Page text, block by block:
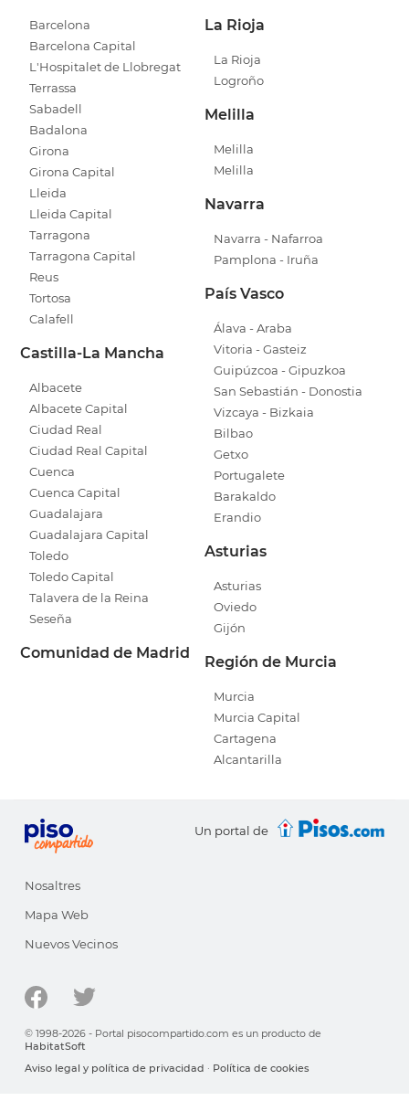
Barcelona
Barcelona Capital
L'Hospitalet de Llobregat
Terrassa
Sabadell
Badalona
Girona
Girona Capital
Lleida
Lleida Capital
Tarragona
Tarragona Capital
Reus
Tortosa
Calafell
Castilla-La Mancha
Albacete
Albacete Capital
Ciudad Real
Ciudad Real Capital
Cuenca
Cuenca Capital
Guadalajara
Guadalajara Capital
Toledo
Toledo Capital
Talavera de la Reina
Seseña
Comunidad de Madrid
La Rioja
La Rioja
Logroño
Melilla
Melilla
Melilla
Navarra
Navarra - Nafarroa
Pamplona - Iruña
País Vasco
Álava - Araba
Vitoria - Gasteiz
Guipúzcoa - Gipuzkoa
San Sebastián - Donostia
Vizcaya - Bizkaia
Bilbao
Getxo
Portugalete
Barakaldo
Erandio
Asturias
Asturias
Oviedo
Gijón
Región de Murcia
Murcia
Murcia Capital
Cartagena
Alcantarilla
Un portal de
Nosaltres
Mapa Web
Nuevos Vecinos
© 1998-2026 - Portal pisocompartido.com es un producto de
HabitatSoft
Aviso legal y política de privacidad · Política de cookies